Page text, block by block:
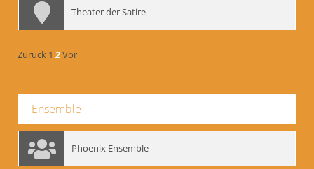
Theater der Satire
Zurück 1 2Vor
Ensemble
Phoenix Ensemble